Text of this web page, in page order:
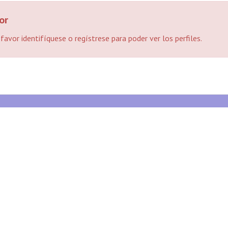
identifíquese o regístrese para poder ver los perfiles.